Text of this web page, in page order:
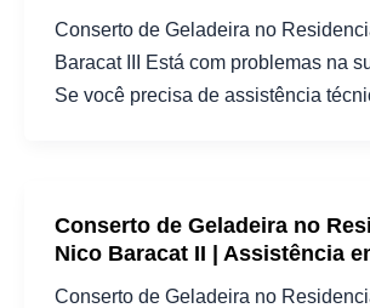
Conserto de Geladeira no
Baracat III Está com problemas na
Se você precisa de assistência
Conserto de Geladeira no
Nico Baracat II | Assistência
Conserto de Geladeira no